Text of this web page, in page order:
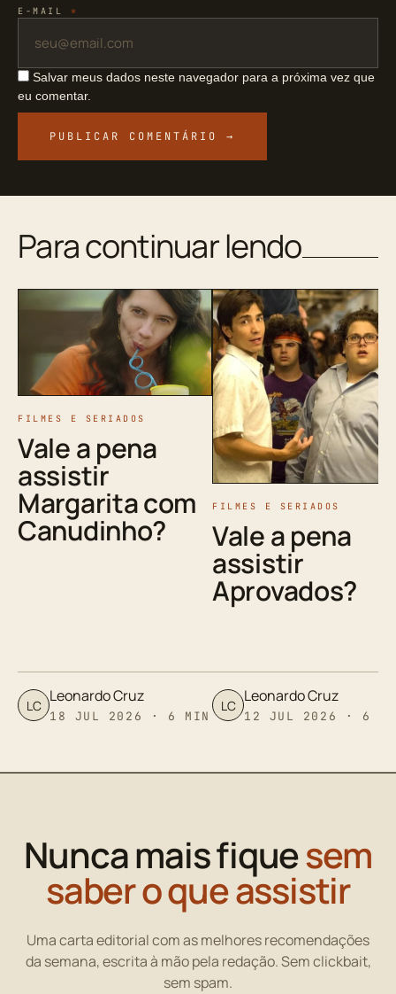
E-MAIL *
Salvar meus dados neste navegador para a próxima vez que
eu comentar.
Para continuar lendo
FILMES E SERIADOS
Vale a pena
assistir
Margarita com
Canudinho?
LC Leonardo Cruz
18 JUL 2026 · 6 MIN
FILMES E SERIADOS
Vale a pena
assistir
Aprovados?
LC Leonardo Cruz
12 JUL 2026 · 6
Nunca mais fiquesem
saber o que assistir
Uma carta editorial com as melhores recomendações
da semana, escrita à mão pela redação. Sem clickbait,
sem spam.